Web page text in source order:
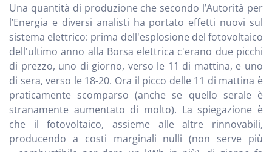
Una quantità di produzione che secondo l’Autorità per
l’Energia e diversi analisti ha portato effetti nuovi sul
sistema elettrico: prima dell'esplosione del fotovoltaico
dell'ultimo anno alla Borsa elettrica c'erano due picchi
di prezzo, uno di giorno, verso le 11 di mattina, e uno
di sera, verso le 18-20. Ora il picco delle 11 di mattina è
praticamente scomparso (anche se quello serale è
stranamente aumentato di molto). La spiegazione è
che il fotovoltaico, assieme alle altre rinnovabili,
producendo a costi marginali nulli (non serve più